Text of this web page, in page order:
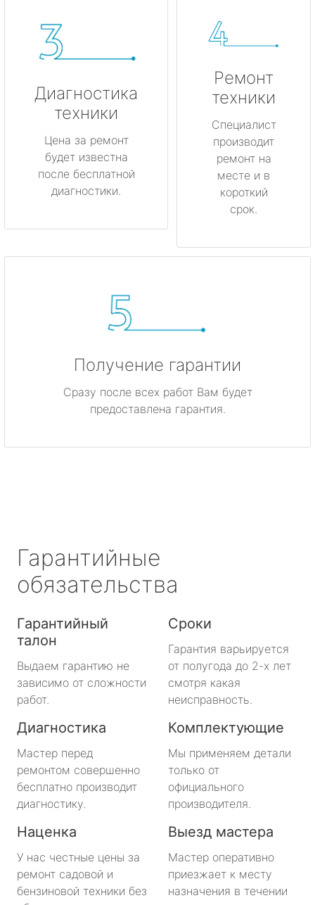
Диагностика
техники
Цена за ремонт
будет известна
после бесплатной
диагностики.
Ремонт
техники
Специалист
производит
ремонт на
месте и в
короткий
срок.
Получение гарантии
Сразу после всех работ Вам будет
предоставлена гарантия.
Гарантийные
обязательства
Гарантийный
талон
Выдаем гарантию не
зависимо от сложности
работ.
Сроки
Гарантия варьируется
от полугода до 2-х лет
смотря какая
неисправность.
Диагностика
Мастер перед
ремонтом совершенно
бесплатно производит
диагностику.
Комплектующие
Мы применяем детали
только от
официального
производителя.
Наценка
У нас честные цены за
ремонт садовой и
бензиновой техники без
Выезд мастера
Мастер оперативно
приезжает к месту
назначения в течении